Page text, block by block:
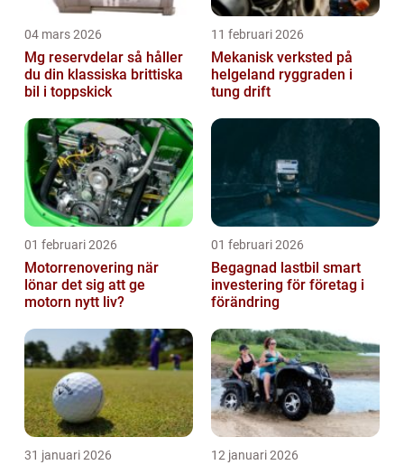
04 mars 2026
Mg reservdelar så håller
du din klassiska brittiska
bil i toppskick
11 februari 2026
Mekanisk verksted på
helgeland ryggraden i
tung drift
01 februari 2026
Motorrenovering när
lönar det sig att ge
motorn nytt liv?
01 februari 2026
Begagnad lastbil smart
investering för företag i
förändring
31 januari 2026 12 januari 2026